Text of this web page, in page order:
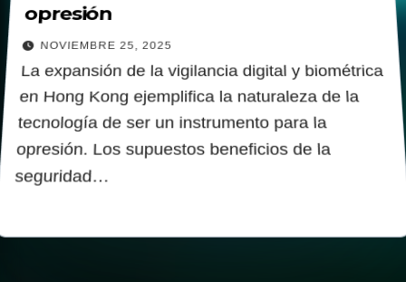
opresión
NOVIEMBRE 25, 2025
La expansión de la vigilancia digital y biométrica
en Hong Kong ejemplifica la naturaleza de la
tecnología de ser un instrumento para la
opresión. Los supuestos beneficios de la
seguridad…